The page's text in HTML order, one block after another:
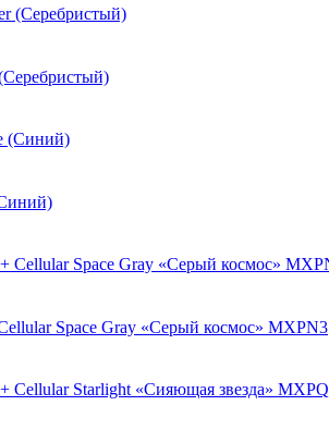
Space Gray «Серый космос» MXPN3